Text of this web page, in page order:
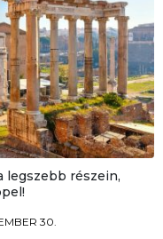
legszebb részein,
30.